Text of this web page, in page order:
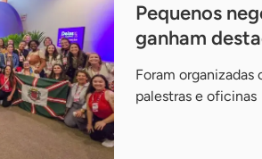
Pequenos
ganham
Foram organizadas
palestras e oficinas